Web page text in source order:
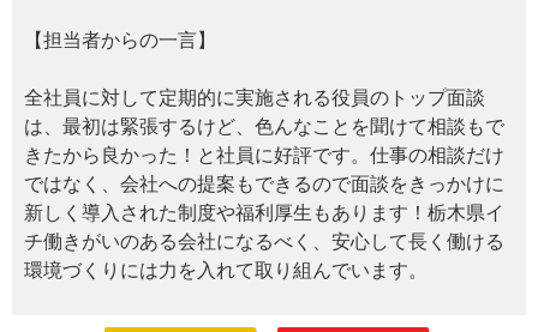
【担当者からの一言】
全社員に対して定期的に実施される役員のトップ面談
は、最初は緊張するけど、色んなことを聞けて相談もで
きたから良かった！と社員に好評です。仕事の相談だけ
ではなく、会社への提案もできるので面談をきっかけに
新しく導入された制度や福利厚生もあります！栃木県イ
チ働きがいのある会社になるべく、安心して長く働ける
環境づくりには力を入れて取り組んでいます。